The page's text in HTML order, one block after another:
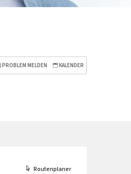
PROBLEM MELDEN KALENDER
Routenplaner